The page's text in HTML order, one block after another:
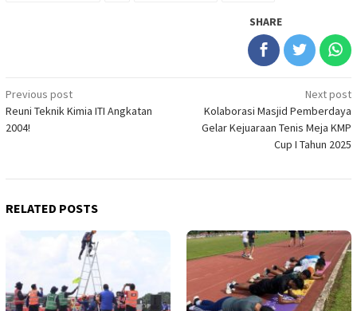
SHARE
Post
navigation
Previous post
Reuni Teknik Kimia ITI Angkatan
2004!
Next post
Kolaborasi Masjid Pemberdaya
Gelar Kejuaraan Tenis Meja KMP
Cup I Tahun 2025
RELATED POSTS